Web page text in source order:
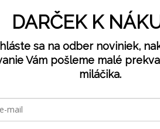
DARČEK K
sa na odber noviniek,
Vám pošleme malé
miláčika.